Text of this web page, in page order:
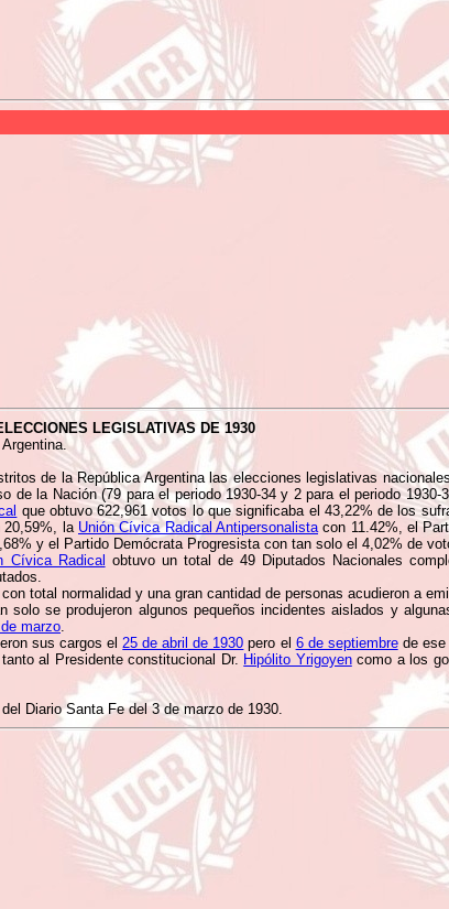
LEGISLATIVAS DE 1930
de la República Argentina las elecciones legislativas
de la Nación (79 para el periodo 1930-34 y 2 para el periodo
que obtuvo 622,961 votos lo que significaba el 43,22% de los
20,59%, la Unión Cívica Radical Antipersonalistacon 11.42%, el
y el Partido Demócrata Progresista con tan solo el 4,02% de
Cívica Radical obtuvo un total de 49 Diputados Nacionales
total normalidad y una gran cantidad de personas acudieron a
solo se produjeron algunos pequeños incidentes aislados y
marzo.
sus cargos el25 de abril de 1930 pero el 6 de septiembrede ese
al Presidente constitucional Dr. Hipólito Yrigoyencomo a los
Diario Santa Fe del 3 de marzo de 1930.